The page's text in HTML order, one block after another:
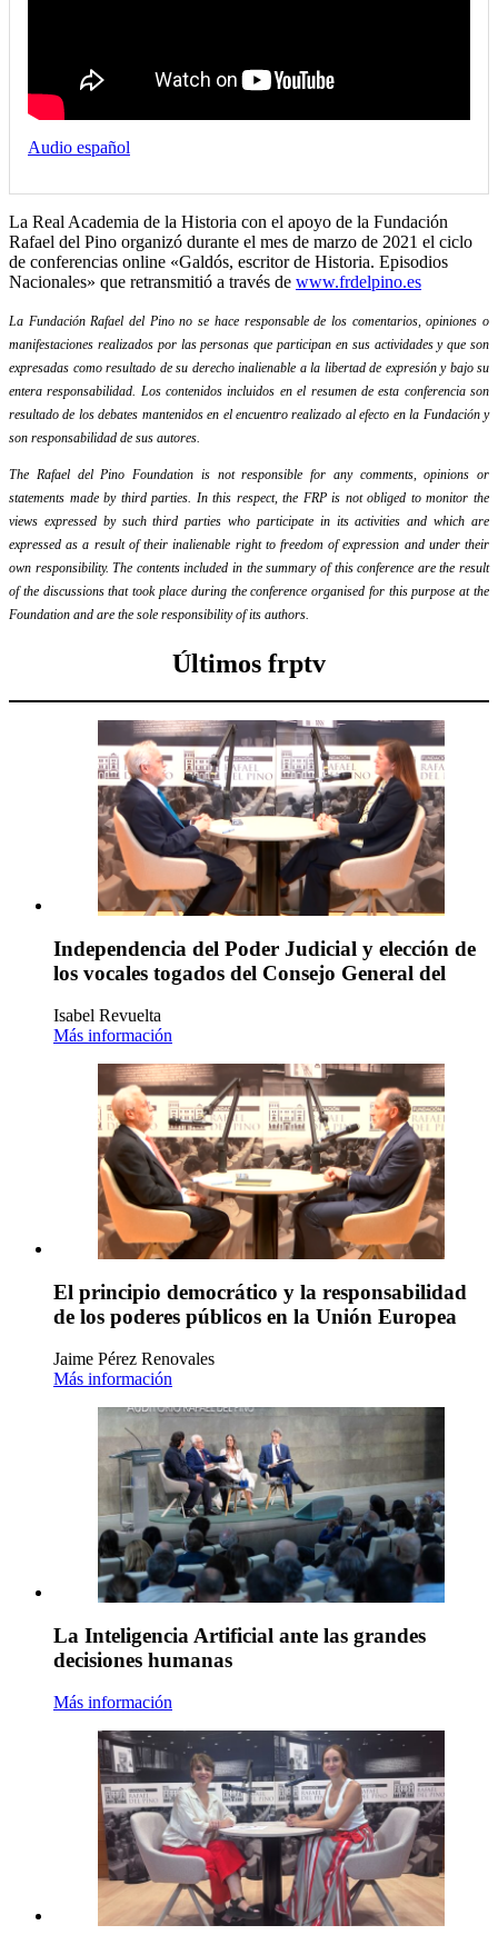
Audio español
La Real Academia de la Historia con el apoyo de la Fundación
Rafael del Pino organizó durante el mes de marzo de 2021 el ciclo
de conferencias online «Galdós, escritor de Historia. Episodios
Nacionales» que retransmitió a través de www.frdelpino.es
La Fundación Rafael del Pino no se hace responsable de los comentarios, opiniones o
manifestaciones realizados por las personas que participan en sus actividades y que son
expresadas como resultado de su derecho inalienable a la libertad de expresión y bajo su
entera responsabilidad. Los contenidos incluidos en el resumen de esta conferencia son
resultado de los debates mantenidos en el encuentro realizado al efecto en la Fundación y
son responsabilidad de sus autores.
The Rafael del Pino Foundation is not responsible for any comments, opinions or
statements made by third parties. In this respect, the FRP is not obliged to monitor the
views expressed by such third parties who participate in its activities and which are
expressed as a result of their inalienable right to freedom of expression and under their
own responsibility. The contents included in the summary of this conference are the result
of the discussions that took place during the conference organised for this purpose at the
Foundation and are the sole responsibility of its authors.
Últimos frptv
Independencia del Poder Judicial y elección de
los vocales togados del Consejo General del
Isabel Revuelta
Más información
El principio democrático y la responsabilidad
de los poderes públicos en la Unión Europea
Jaime Pérez Renovales
Más información
La Inteligencia Artificial ante las grandes
decisiones humanas
Más información